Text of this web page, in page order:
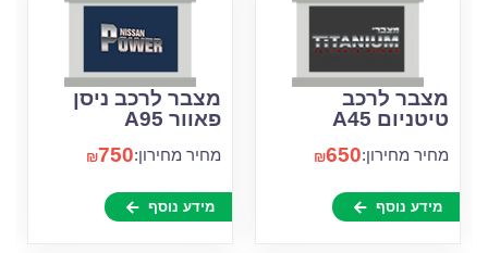
מצבר לרכב
טיטניום A45
מחיר מחירון: ₪650
מידע נוסף
מצבר לרכב ניסן
פאוור A95
מחיר מחירון: ₪750
מידע נוסף